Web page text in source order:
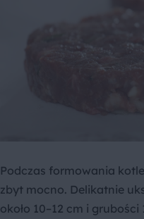
Podczas formowania
zbyt mocno. Delikatnie
około 10–12 cm i grubości